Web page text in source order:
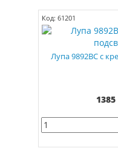
Код: 61201
Лупа 9892BC с